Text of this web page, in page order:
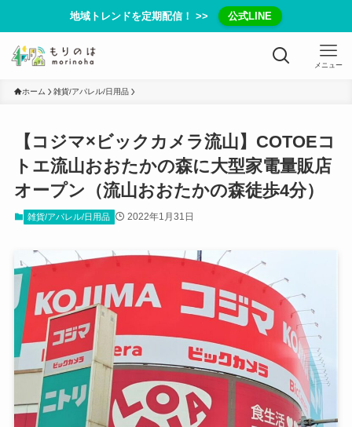
地域トレンドを定期配信！ >> 公式LINE
メニュー
ホーム 雑貨/アパレル/日用品
【コジマ×ビックカメラ流山】COTOEコ
トエ流山おおたかの森に大型家電量販店
オープン（流山おおたかの森徒歩4分）
雑貨/アパレル/日用品 2022年1月31日